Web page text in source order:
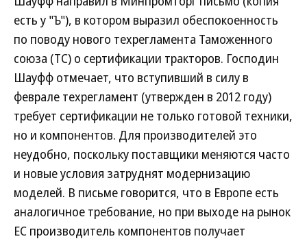
есть у "Ъ"), в котором выразил обеспокоенность
по поводу нового техрегламента Таможенного
союза (ТС) о сертификации тракторов. Господин
Шауфф отмечает, что вступивший в силу в
феврале техрегламент (утвержден в 2012 году)
требует сертификации не только готовой техники,
но и компонентов. Для производителей это
неудобно, поскольку поставщики меняются часто
и новые условия затруднят модернизацию
моделей. В письме говорится, что в Европе есть
аналогичное требование, но при выходе на рынок
ЕС производитель компонентов получает